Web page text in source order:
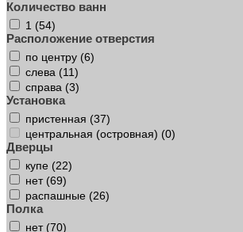
Количество ванн
1 (54)
Расположение отверстия
по центру (6)
слева (11)
справа (3)
Установка
пристенная (37)
центральная (островная) (0)
Дверцы
купе (22)
нет (69)
распашные (26)
Полка
нет (70)